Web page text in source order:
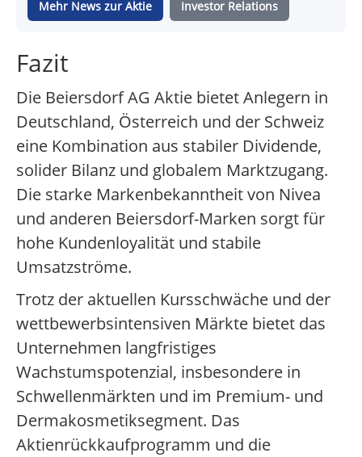
Mehr News zur Aktie Investor Relations
Fazit
Die Beiersdorf AG Aktie bietet Anlegern in
Deutschland, Österreich und der Schweiz
eine Kombination aus stabiler Dividende,
solider Bilanz und globalem Marktzugang.
Die starke Markenbekanntheit von Nivea
und anderen Beiersdorf-Marken sorgt für
hohe Kundenloyalität und stabile
Umsatzströme.
Trotz der aktuellen Kursschwäche und der
wettbewerbsintensiven Märkte bietet das
Unternehmen langfristiges
Wachstumspotenzial, insbesondere in
Schwellenmärkten und im Premium- und
Dermakosmetiksegment. Das
Aktienrückkaufprogramm und die